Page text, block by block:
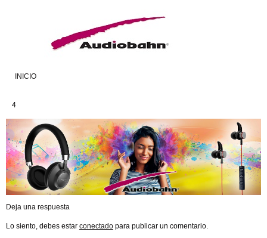
INICIO
4
Deja una respuesta
Lo siento, debes estar conectado para publicar un comentario.